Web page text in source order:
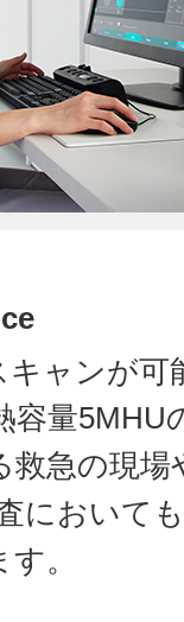
キャンが可
容量5MHU
救急の現
において
。